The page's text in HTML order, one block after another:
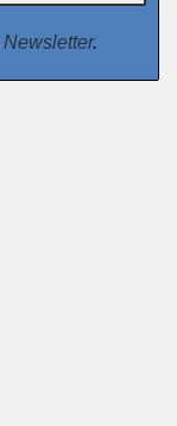
Newsletter.